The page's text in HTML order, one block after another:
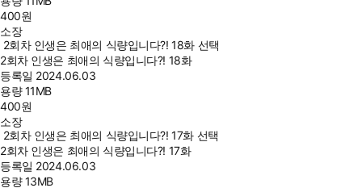
400원
소장
2회차 인생은 최애의 식량입니다?! 18화 선택
2회차 인생은 최애의 식량입니다?! 18화
등록일 2024.06.03
용량11MB
400원
소장
2회차 인생은 최애의 식량입니다?! 17화 선택
2회차 인생은 최애의 식량입니다?! 17화
등록일 2024.06.03
용량13MB